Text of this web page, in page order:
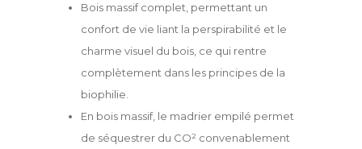
Bois massif complet, permettant un
confort de vie liant la perspirabilité et le
charme visuel du bois, ce qui rentre
complètement dans les principes de la
biophilie.
En bois massif, le madrier empilé permet
de séquestrer du CO² convenablement